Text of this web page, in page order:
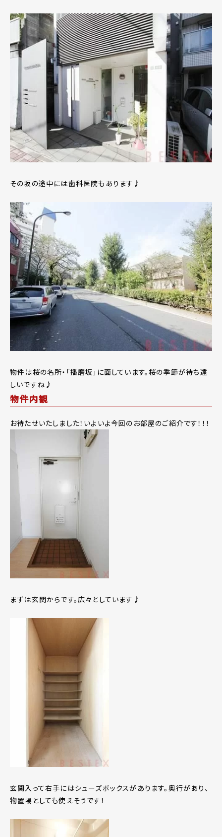
その坂の途中には歯科医院もあります♪
物件は桜の名所・｢播磨坂｣に面しています。桜の季節が待ち遠
しいですね♪
物件内観
お待たせいたしました！いよいよ今回のお部屋のご紹介です！！！
まずは玄関からです。広々としています♪
玄関入って右手にはシューズボックスがあります。奥行があり、
物置場としても使えそうです！